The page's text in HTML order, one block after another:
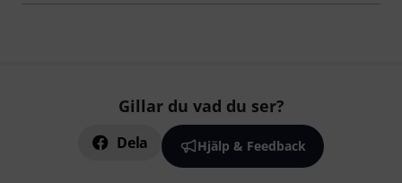
Gillar du vad du ser?
Dela Hjälp & Feedback